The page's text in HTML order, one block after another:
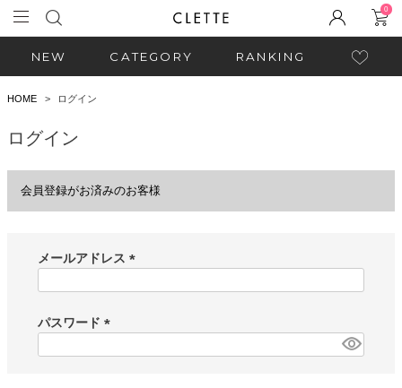
0
NEW CATEGORY RANKING
HOME ログイン
ログイン
会員登録がお済みのお客様
メールアドレス
)
パスワード